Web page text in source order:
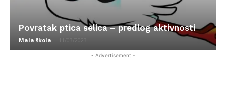
Povratak ptica selica – predlog aktivnosti
Mala škola - 11/03/2023
- Advertisement -